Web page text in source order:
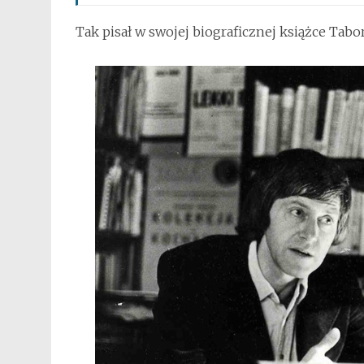
Tak pisał w swojej biograficznej książce